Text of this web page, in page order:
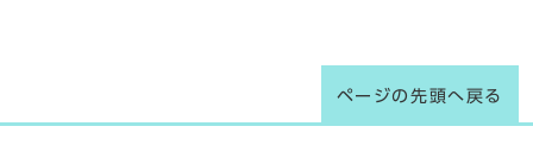
ページの先頭へ戻る